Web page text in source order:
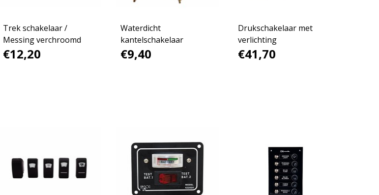
Trek schakelaar /
Messing verchroomd
€12,20
Waterdicht
kantelschakelaar
€9,40
Drukschakelaar met
verlichting
€41,70